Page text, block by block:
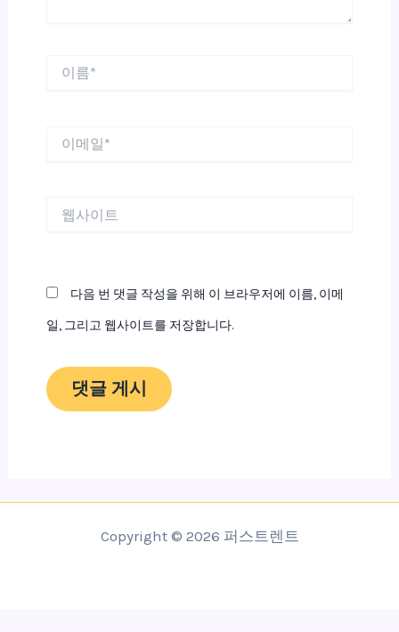
다음 번 댓글 작성을 위해 이 브라우저에 이름, 이메
일, 그리고 웹사이트를 저장합니다.
Copyright © 2026 퍼스트렌트